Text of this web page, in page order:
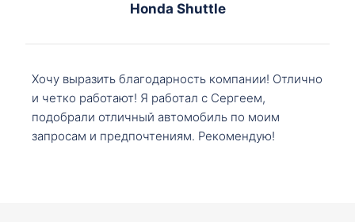
Honda Shuttle
Хочу выразить благодарность компании! Отлично
и четко работают! Я работал с Сергеем,
подобрали отличный автомобиль по моим
запросам и предпочтениям. Рекомендую!